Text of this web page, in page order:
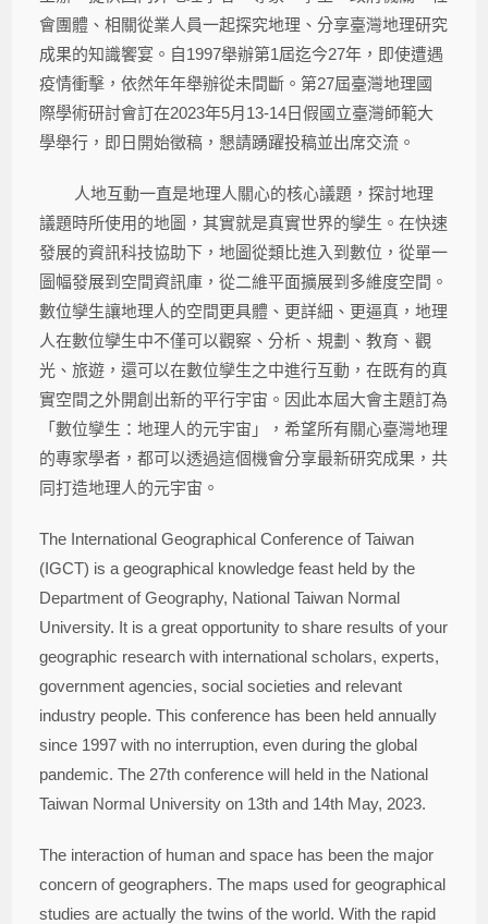
會團體、相關從業人員一起探究地理、分享臺灣地理研究
成果的知識饗宴。自1997舉辦第1屆迄今27年，即使遭遇
疫情衝擊，依然年年舉辦從未間斷。第27屆臺灣地理國
際學術研討會訂在2023年5月13-14日假國立臺灣師範大
學舉行，即日開始徵稿，懇請踴躍投稿並出席交流。
人地互動一直是地理人關心的核心議題，探討地理
議題時所使用的地圖，其實就是真實世界的孿生。在快速
發展的資訊科技協助下，地圖從類比進入到數位，從單一
圖幅發展到空間資訊庫，從二維平面擴展到多維度空間。
數位孿生讓地理人的空間更具體、更詳細、更逼真，地理
人在數位孿生中不僅可以觀察、分析、規劃、教育、觀
光、旅遊，還可以在數位孿生之中進行互動，在既有的真
實空間之外開創出新的平行宇宙。因此本屆大會主題訂為
「數位孿生：地理人的元宇宙」，希望所有關心臺灣地理
的專家學者，都可以透過這個機會分享最新研究成果，共
同打造地理人的元宇宙。
The International Geographical Conference of Taiwan
(IGCT) is a geographical knowledge feast held by the
Department of Geography, National Taiwan Normal
University. It is a great opportunity to share results of your
geographic research with international scholars, experts,
government agencies, social societies and relevant
industry people. This conference has been held annually
since 1997 with no interruption, even during the global
pandemic. The 27th conference will held in the National
Taiwan Normal University on 13th and 14th May, 2023.
The interaction of human and space has been the major
concern of geographers. The maps used for geographical
studies are actually the twins of the world. With the rapid